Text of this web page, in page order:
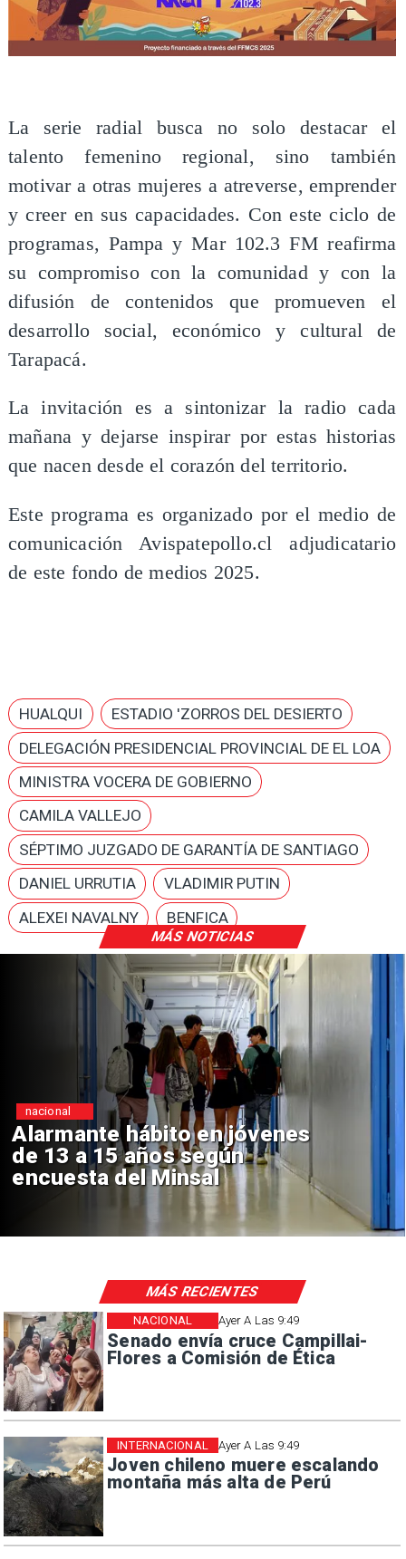
MÁS NOTICIAS
​La serie radial busca no solo destacar el
talento femenino regional, sino también
motivar a otras mujeres a atreverse, emprender
y creer en sus capacidades. Con este ciclo de
programas, Pampa y Mar 102.3 FM reafirma
su compromiso con la comunidad y con la
difusión de contenidos que promueven el
desarrollo social, económico y cultural de
Tarapacá.
La invitación es a sintonizar la radio cada
mañana y dejarse inspirar por estas historias
que nacen desde el corazón del territorio.
Este programa es organizado por el medio de
comunicación Avispatepollo.cl adjudicatario
de este fondo de medios 2025.
HUALQUI
ESTADIO 'ZORROS DEL DESIERTO
DELEGACIÓN PRESIDENCIAL PROVINCIAL DE EL LOA
MINISTRA VOCERA DE GOBIERNO
CAMILA VALLEJO
SÉPTIMO JUZGADO DE GARANTÍA DE SANTIAGO
DANIEL URRUTIA
VLADIMIR PUTIN
ALEXEI NAVALNY
BENFICA
en jóvenes
según
Minsal
Aprueban
Sebastián
de $4 mil
Ayer A Las 9:49
Senado envía cruce Campillai-
Flores a Comisión de Ética
NACIONAL
Ayer A Las 9:49
Joven chileno muere escalando
montaña más alta de Perú
INTERNACIONAL
MÁS RECIENTES